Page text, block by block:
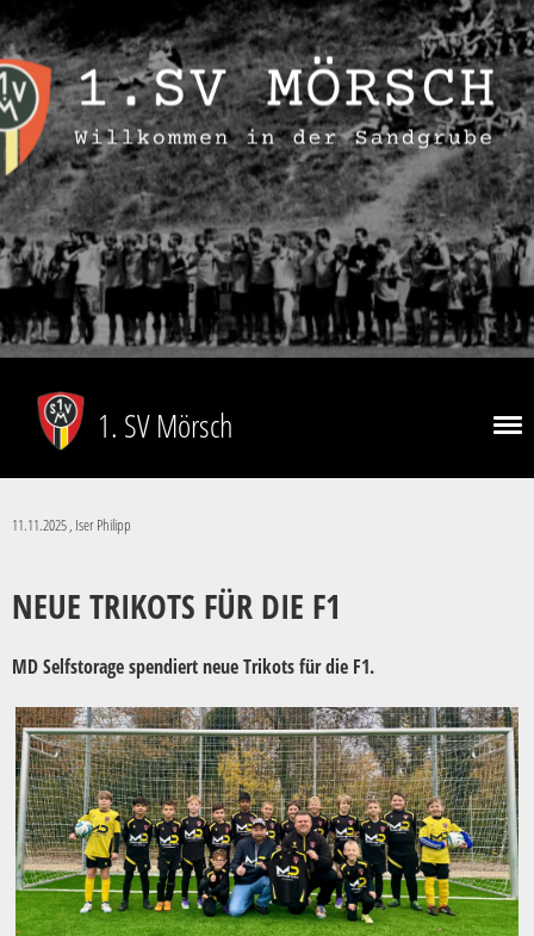
1. SV Mörsch
11.11.2025, Iser Philipp
NEUE TRIKOTS FÜR DIE F1
MD Selfstorage spendiert neue Trikots für die F1.